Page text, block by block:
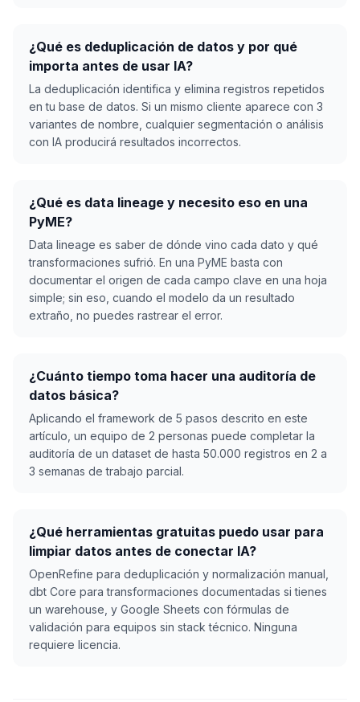
¿Qué es deduplicación de datos y por qué
importa antes de usar IA?
La deduplicación identifica y elimina registros repetidos
en tu base de datos. Si un mismo cliente aparece con 3
variantes de nombre, cualquier segmentación o análisis
con IA producirá resultados incorrectos.
¿Qué es data lineage y necesito eso en una
PyME?
Data lineage es saber de dónde vino cada dato y qué
transformaciones sufrió. En una PyME basta con
documentar el origen de cada campo clave en una hoja
simple; sin eso, cuando el modelo da un resultado
extraño, no puedes rastrear el error.
¿Cuánto tiempo toma hacer una auditoría de
datos básica?
Aplicando el framework de 5 pasos descrito en este
artículo, un equipo de 2 personas puede completar la
auditoría de un dataset de hasta 50.000 registros en 2 a
3 semanas de trabajo parcial.
¿Qué herramientas gratuitas puedo usar para
limpiar datos antes de conectar IA?
OpenRefine para deduplicación y normalización manual,
dbt Core para transformaciones documentadas si tienes
un warehouse, y Google Sheets con fórmulas de
validación para equipos sin stack técnico. Ninguna
requiere licencia.